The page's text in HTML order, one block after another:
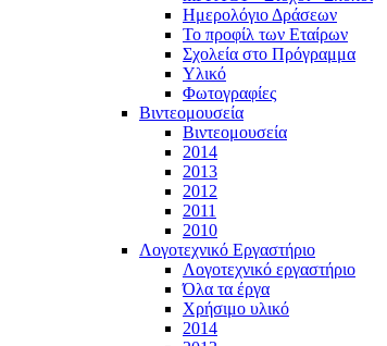
Ημερολόγιο Δράσεων
Το προφίλ των Εταίρων
Σχολεία στο Πρόγραμμα
Υλικό
Φωτογραφίες
Βιντεομουσεία
Βιντεομουσεία
2014
2013
2012
2011
2010
Λογοτεχνικό Εργαστήριο
Λογοτεχνικό εργαστήριο
Όλα τα έργα
Χρήσιμο υλικό
2014